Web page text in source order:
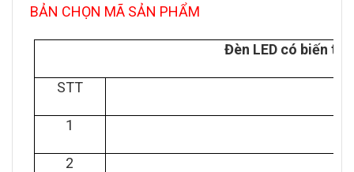
BẢN CHỌN MÃ SẢN PHẨM
Đèn LED có biến
STT
1
2